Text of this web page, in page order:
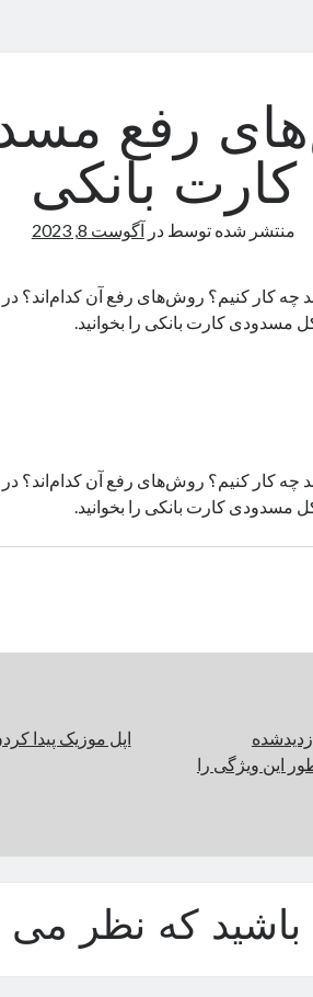
رفع
کارت بانکی
منتشر شده توسطدرآگوست 8, 2023
کار کنیم؟ روش‌های رفع آن کدام‌اند؟ در
کارت بانکی را بخوانید.
کار کنیم؟ روش‌های رفع آن کدام‌اند؟ در
کارت بانکی را بخوانید.
این ویژگی را
اپل موزیک پیدا
باشید که نظر می